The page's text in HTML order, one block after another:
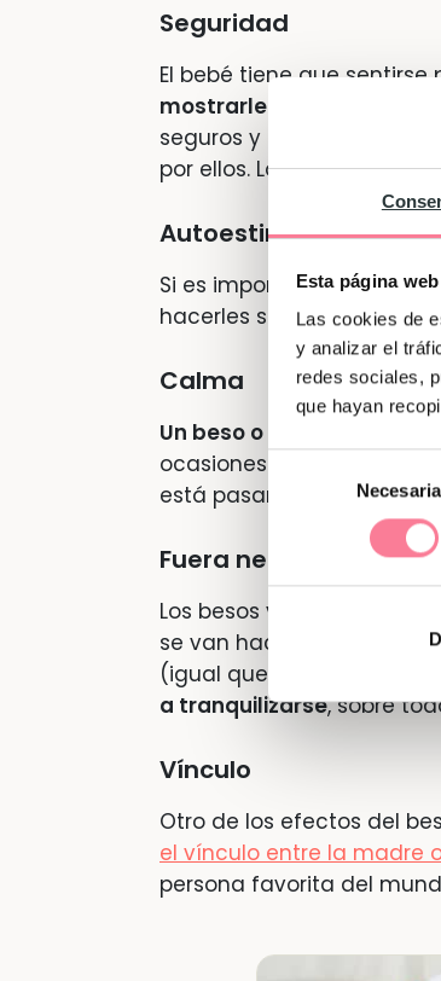
Esta página
Las cookies de
y analizar el
redes sociales,
que hayan
de
consentimiento
Seguridad
El bebé tiene que
mostrarle seguridad a
seguros y protegidos, los
por ellos. Lo más
Autoestima
Si es importante para los
hacerles sentir que sonlo
Calma
Un beso o un abrazo
ocasiones no funcione,
está pasando en ese
Fuera nervios
Los besos y demás
se van haciendo
(igual que nos pasa a la
a tranquilizarse, sobre
Vínculo
Otro de los efectos del
el vínculo entre la madre
persona favorita del